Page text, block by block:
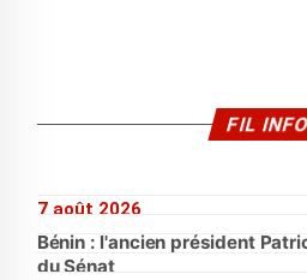
FIL INFO
7 août 2026
Bénin : l'ancien président
du Sénat